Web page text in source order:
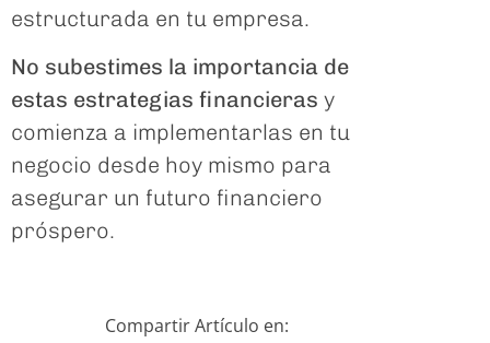
estructurada en tu empresa.
No subestimes la importancia de
estas estrategias financieras y
comienza a implementarlas en tu
negocio desde hoy mismo para
asegurar un futuro financiero
próspero.
Compartir Artículo en: